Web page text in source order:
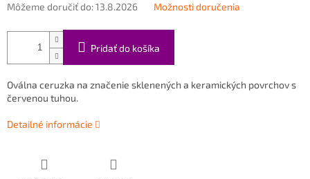
Môžeme doručiť do:13.8.2026 Možnosti doručenia
Pridať do košíka
Oválna ceruzka na značenie sklenených a keramických povrchov s
červenou tuhou.
Detailné informácie